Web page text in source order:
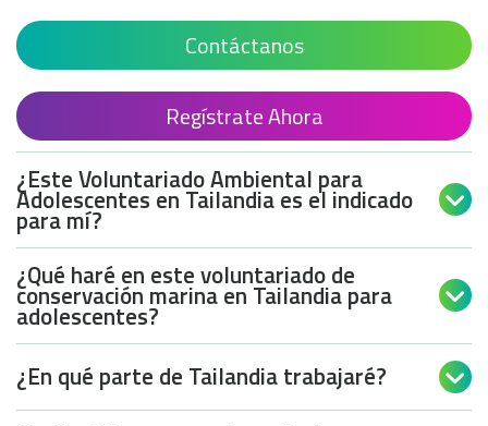
marina en Tailandia para
Contáctanos
Regístrate Ahora
¿Este Voluntariado Ambiental para
Adolescentes en Tailandia es el indicado
para mí?

¿Qué haré en este voluntariado de
conservación marina en Tailandia para
adolescentes?

¿En qué parte de Tailandia trabajaré? 